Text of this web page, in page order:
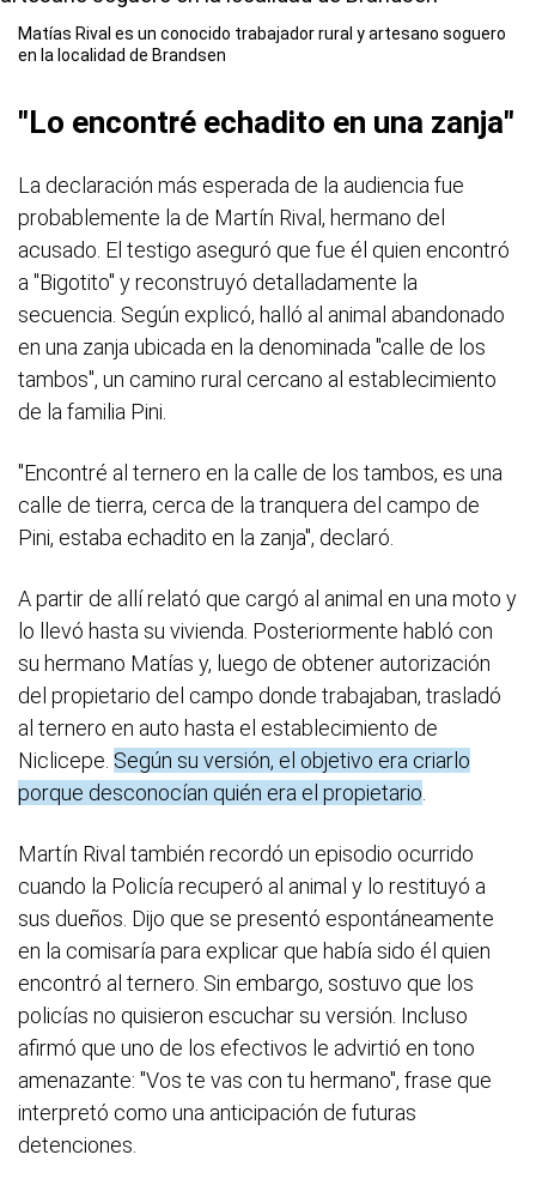
Matías Rival es un conocido trabajador rural y artesano soguero
en la localidad de Brandsen
"Lo encontré echadito en una zanja"
La declaración más esperada de la audiencia fue
probablemente la de Martín Rival, hermano del
acusado. El testigo aseguró que fue él quien encontró
a "Bigotito" y reconstruyó detalladamente la
secuencia. Según explicó, halló al animal abandonado
en una zanja ubicada en la denominada "calle de los
tambos", un camino rural cercano al establecimiento
de la familia Pini.
"Encontré al ternero en la calle de los tambos, es una
calle de tierra, cerca de la tranquera del campo de
Pini, estaba echadito en la zanja", declaró.
A partir de allí relató que cargó al animal en una moto y
lo llevó hasta su vivienda. Posteriormente habló con
su hermano Matías y, luego de obtener autorización
del propietario del campo donde trabajaban, trasladó
al ternero en auto hasta el establecimiento de
Niclicepe. Según su versión, el objetivo era criarlo
porque desconocían quién era el propietario
Martín Rival también recordó un episodio ocurrido
cuando la Policía recuperó al animal y lo restituyó a
sus dueños. Dijo que se presentó espontáneamente
en la comisaría para explicar que había sido él quien
encontró al ternero. Sin embargo, sostuvo que los
policías no quisieron escuchar su versión. Incluso
afirmó que uno de los efectivos le advirtió en tono
amenazante: "Vos te vas con tu hermano", frase que
interpretó como una anticipación de futuras
detenciones.